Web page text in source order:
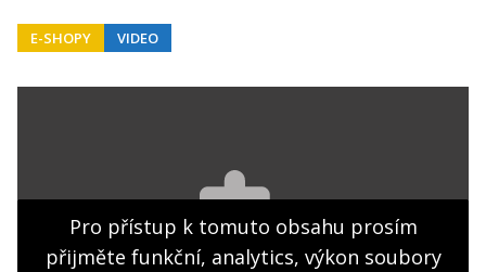
Inzerce
O mně
Kontakt
Obchodní podmínky
E-SHOPY VIDEO
Pro přístup k tomuto obsahu prosím
přijměte funkční, analytics, výkon soubory